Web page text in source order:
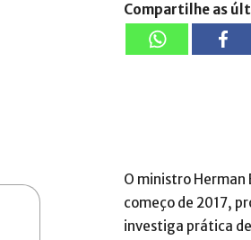
Compartilhe as
O ministro Herman
começo de 2017,
investiga prática